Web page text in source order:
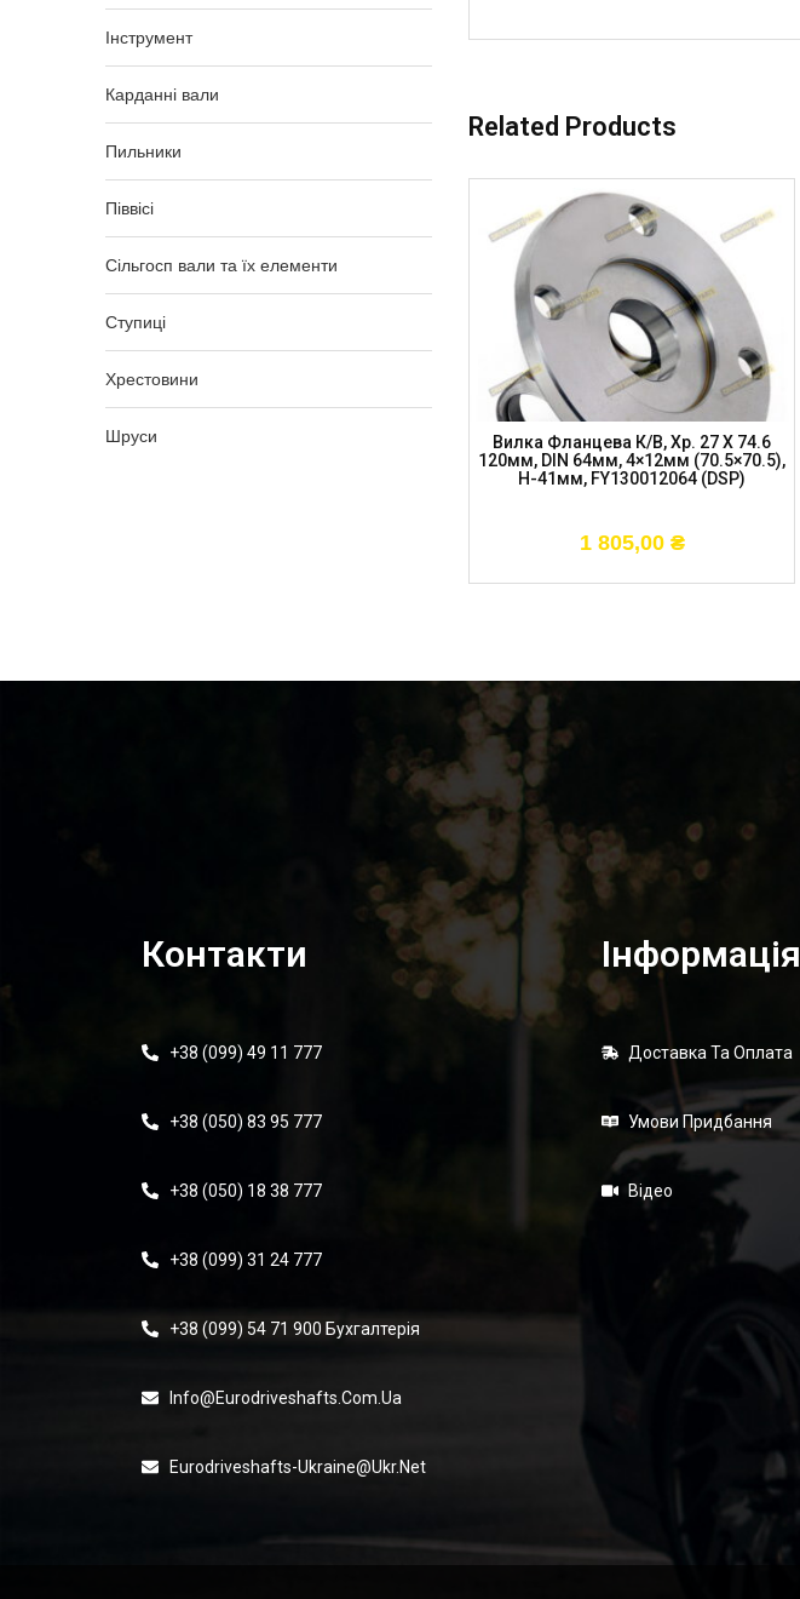
Інструмент
Карданні вали
Пильники
Піввісі
Сільгосп вали та їх елементи
Ступиці
Хрестовини
Шруси
Related Products
Вилка Фланцева К/в, Хр. 27 X 74.6
Вилка Фланцева К/в, Хр. 27 X 74.6
120мм, DIN 64мм, 4×12мм (70.5×70.5),
H-41мм, FY130012064 (DSP)
1 805,00 ₴
Контакти
+38 (099) 49 11 777
+38 (050) 83 95 777
+38 (050) 18 38 777
+38 (099) 31 24 777
+38 (099) 54 71 900 Бухгалтерія
Info@eurodriveshafts.com.ua
Eurodriveshafts-Ukraine@ukr.net
Інформація
Доставка Та Оплата
Умови Придбання
Відео